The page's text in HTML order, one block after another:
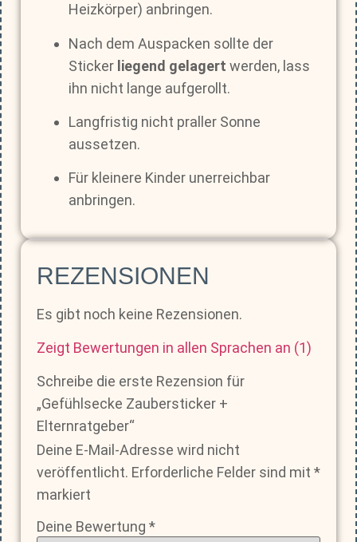
Heizkörper) anbringen.
Nach dem Auspacken sollte der
Sticker liegend gelagert werden, lass
ihn nicht lange aufgerollt.
Langfristig nicht praller Sonne
aussetzen.
Für kleinere Kinder unerreichbar
anbringen.
REZENSIONEN
Es gibt noch keine Rezensionen.
Zeigt Bewertungen in allen Sprachen an (1)
Schreibe die erste Rezension für
„Gefühlsecke Zaubersticker +
Elternratgeber“
Deine E-Mail-Adresse wird nicht
veröffentlicht. Erforderliche Felder sind mit *
markiert
Deine Bewertung *